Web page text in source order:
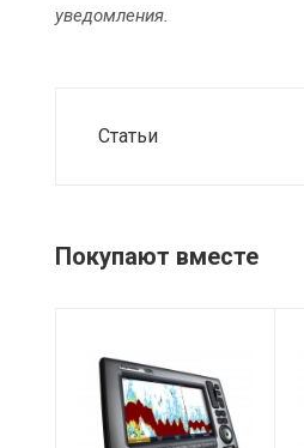
уведомления.
Статьи
Покупают вместе
10.7-32 вольт
(12/24V)
Размеры, мм